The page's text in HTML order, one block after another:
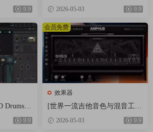
E
Expressive E
条纹
游戏
Pro 9000
Instr
[WiN]
9.9
插件] Audioloom Maciel Audio
Deux Clipper v1.0.0 [WiN, Mac
OSX]（34.5MB+145MB)
2026-05-03 9.9
Drums B
（60.
9.9
效果器
[世界一流吉他音色与混音工具
全套合集] STL Tones Bundle v
2026.04 [WiN, MacOSX]（1.48
2026-05-03 9.9
会员免费